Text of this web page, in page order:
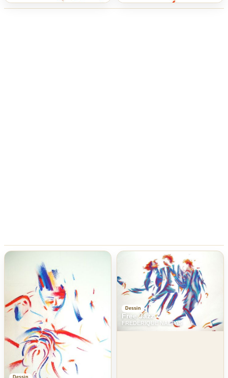
Dessin
Dessin
Free Jazz
FREDERIQUE NALPAS